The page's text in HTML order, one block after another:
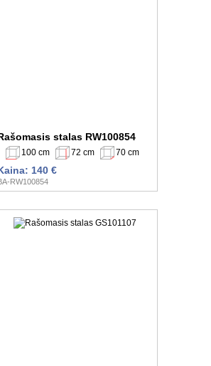
stalas RW100854
100 cm 72 cm 70 cm
140 €
RW100854